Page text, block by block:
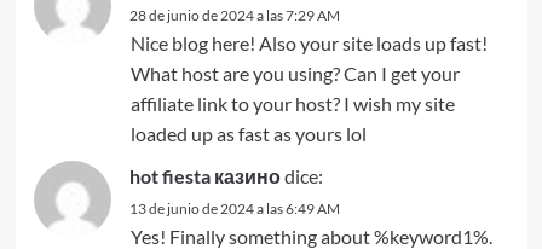
28 de junio de 2024 a las 7:29 AM
Nice blog here! Also your site loads up fast!
What host are you using? Can I get your
affiliate link to your host? I wish my site
loaded up as fast as yours lol
hot fiesta казиноdice:
13 de junio de 2024 a las 6:49 AM
Yes! Finally something about %keyword1%.